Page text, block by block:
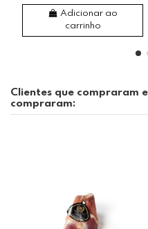
Adicionar ao
carrinho
Clientes que compraram
compraram: